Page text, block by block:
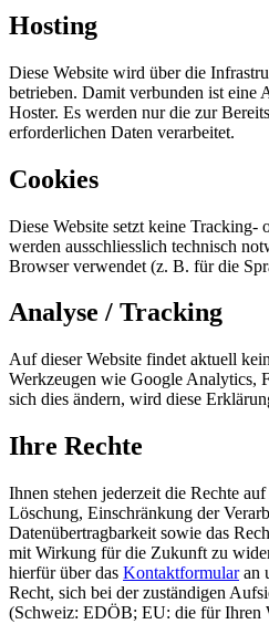
Hosting
Diese Website wird über die
betrieben. Damit verbunden ist eine
Hoster. Es werden nur die zur
erforderlichen Daten verarbeitet.
Cookies
Diese Website setzt keine Tracking-
werden ausschliesslich technisch
Browser verwendet (z. B. für die
Analyse / Tracking
Auf dieser Website findet aktuell
Werkzeugen wie Google Analytics,
sich dies ändern, wird diese
Ihre Rechte
Ihnen stehen jederzeit die Rechte
Löschung, Einschränkung der
Datenübertragbarkeit sowie das
mit Wirkung für die Zukunft zu
hierfür über das Kontaktformularan
Recht, sich bei der zuständigen
(Schweiz: EDÖB; EU: die für Ihren